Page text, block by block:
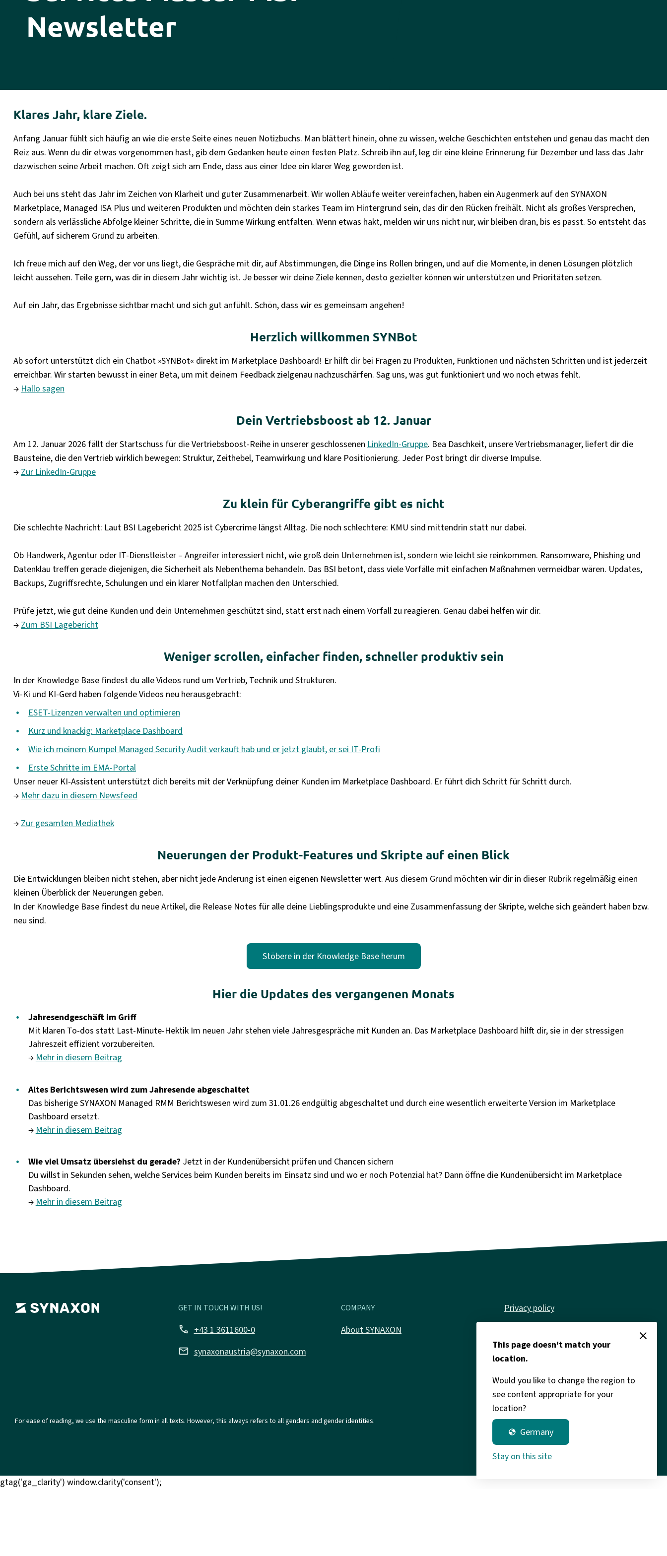
Newsletter
Klares Jahr, klare Ziele.
Anfang Januar fühlt sich häufig an wie die erste Seite eines neuen Notizbuchs. Man blättert hinein, ohne zu wissen, welche Geschichten entstehen und genau das macht den
Reiz aus. Wenn du dir etwas vorgenommen hast, gib dem Gedanken heute einen festen Platz. Schreib ihn auf, leg dir eine kleine Erinnerung für Dezember und lass das Jahr
dazwischen seine Arbeit machen. Oft zeigt sich am Ende, dass aus einer Idee ein klarer Weg geworden ist.
Auch bei uns steht das Jahr im Zeichen von Klarheit und guter Zusammenarbeit. Wir wollen Abläufe weiter vereinfachen, haben ein Augenmerk auf den SYNAXON
Marketplace, Managed ISA Plus und weiteren Produkten und möchten dein starkes Team im Hintergrund sein, das dir den Rücken freihält. Nicht als großes Versprechen,
sondern als verlässliche Abfolge kleiner Schritte, die in Summe Wirkung entfalten. Wenn etwas hakt, melden wir uns nicht nur, wir bleiben dran, bis es passt. So entsteht das
Gefühl, auf sicherem Grund zu arbeiten.
Ich freue mich auf den Weg, der vor uns liegt, die Gespräche mit dir, auf Abstimmungen, die Dinge ins Rollen bringen, und auf die Momente, in denen Lösungen plötzlich
leicht aussehen. Teile gern, was dir in diesem Jahr wichtig ist. Je besser wir deine Ziele kennen, desto gezielter können wir unterstützen und Prioritäten setzen.
Auf ein Jahr, das Ergebnisse sichtbar macht und sich gut anfühlt. Schön, dass wir es gemeinsam angehen!
Herzlich willkommen SYNBot
Ab sofort unterstützt dich ein Chatbot »SYNBot« direkt im Marketplace Dashboard! Er hilft dir bei Fragen zu Produkten, Funktionen und nächsten Schritten und ist jederzeit
erreichbar. Wir starten bewusst in einer Beta, um mit deinem Feedback zielgenau nachzuschärfen. Sag uns, was gut funktioniert und wo noch etwas fehlt.
→ Hallo sagen
Dein Vertriebsboost ab 12. Januar
Am 12. Januar 2026 fällt der Startschuss für die Vertriebsboost-Reihe in unserer geschlossenen LinkedIn-Gruppe. Bea Daschkeit, unsere Vertriebsmanager, liefert dir die
Bausteine, die den Vertrieb wirklich bewegen: Struktur, Zeithebel, Teamwirkung und klare Positionierung. Jeder Post bringt dir diverse Impulse.
→ Zur LinkedIn-Gruppe
Zu klein für Cyberangriffe gibt es nicht
Die schlechte Nachricht: Laut BSI Lagebericht 2025 ist Cybercrime längst Alltag. Die noch schlechtere: KMU sind mittendrin statt nur dabei.
Ob Handwerk, Agentur oder IT-Dienstleister – Angreifer interessiert nicht, wie groß dein Unternehmen ist, sondern wie leicht sie reinkommen. Ransomware, Phishing und
Datenklau treffen gerade diejenigen, die Sicherheit als Nebenthema behandeln. Das BSI betont, dass viele Vorfälle mit einfachen Maßnahmen vermeidbar wären. Updates,
Backups, Zugriffsrechte, Schulungen und ein klarer Notfallplan machen den Unterschied.
Prüfe jetzt, wie gut deine Kunden und dein Unternehmen geschützt sind, statt erst nach einem Vorfall zu reagieren. Genau dabei helfen wir dir.
→ Zum BSI Lagebericht
Weniger scrollen, einfacher finden, schneller produktiv sein
In der Knowledge Base findest du alle Videos rund um Vertrieb, Technik und Strukturen.
Vi-Ki und KI-Gerd haben folgende Videos neu herausgebracht:
ESET-Lizenzen verwalten und optimieren
Kurz und knackig: Marketplace Dashboard
Wie ich meinem Kumpel Managed Security Audit verkauft hab und er jetzt glaubt, er sei IT-Profi
Erste Schritte im EMA-Portal
Unser neuer KI-Assistent unterstützt dich bereits mit der Verknüpfung deiner Kunden im Marketplace Dashboard. Er führt dich Schritt für Schritt durch.
→ Mehr dazu in diesem Newsfeed
→ Zur gesamten Mediathek
Neuerungen der Produkt-Features und Skripte auf einen Blick
Die Entwicklungen bleiben nicht stehen, aber nicht jede Änderung ist einen eigenen Newsletter wert. Aus diesem Grund möchten wir dir in dieser Rubrik regelmäßig einen
kleinen Überblick der Neuerungen geben.
In der Knowledge Base findest du neue Artikel, die Release Notes für alle deine Lieblingsprodukte und eine Zusammenfassung der Skripte, welche sich geändert haben bzw.
neu sind.
Stöbere in der Knowledge Base herum
Hier die Updates des vergangenen Monats
Jahresendgeschäft im Griff
Mit klaren To-dos statt Last-Minute-Hektik Im neuen Jahr stehen viele Jahresgespräche mit Kunden an. Das Marketplace Dashboard hilft dir, sie in der stressigen
Jahreszeit effizient vorzubereiten.
→ Mehr in diesem Beitrag
Altes Berichtswesen wird zum Jahresende abgeschaltet
Das bisherige SYNAXON Managed RMM Berichtswesen wird zum 31.01.26 endgültig abgeschaltet und durch eine wesentlich erweiterte Version im Marketplace
Dashboard ersetzt.
→ Mehr in diesem Beitrag
Wie viel Umsatz übersiehst du gerade? Jetzt in der Kundenübersicht prüfen und Chancen sichern
Du willst in Sekunden sehen, welche Services beim Kunden bereits im Einsatz sind und wo er noch Potenzial hat? Dann öffne die Kundenübersicht im Marketplace
Dashboard.
→ Mehr in diesem Beitrag
GET IN TOUCH WITH US!
call +43 1 3611600-0
email synaxonaustria@synaxon.com
COMPANY
About SYNAXON
Privacy policy
Legal
For ease of reading, we use the masculine form in all texts. However, this always refers to all genders and gender identities.
gtag('ga_clarity') window.clarity('consent');
close
This page doesn't match your
location.
Would you like to change the region to
see content appropriate for your
location?
globe Germany
Stay on this site